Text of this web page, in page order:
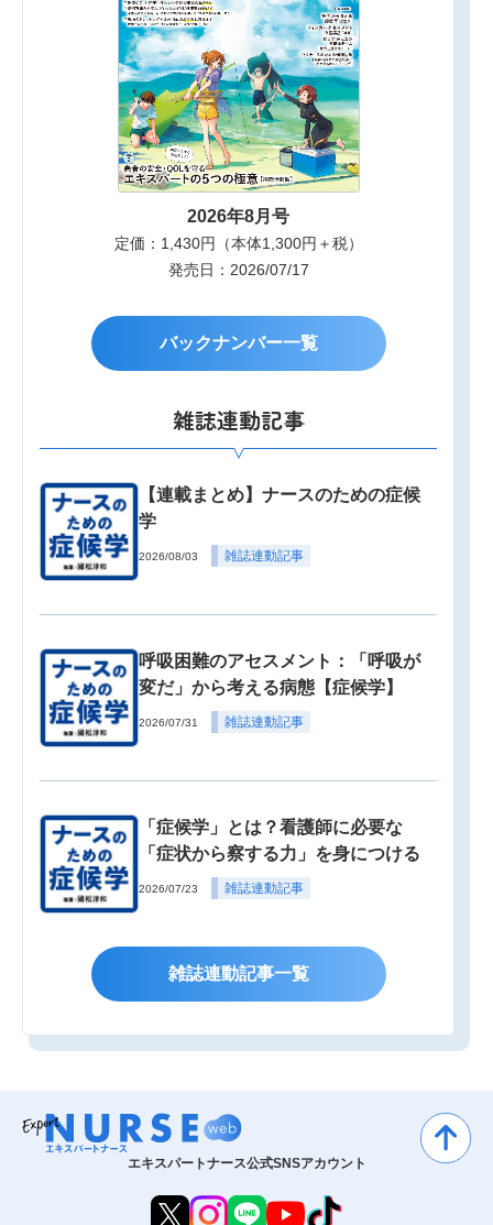
2026年8月号
定価：1,430円（本体1,300円＋税）
発売日：2026/07/17
バックナンバー一覧
雑誌連動記事
【連載まとめ】ナースのための症候
学
2026/08/03 雑誌連動記事
呼吸困難のアセスメント：「呼吸が
変だ」から考える病態【症候学】
2026/07/31 雑誌連動記事
「症候学」とは？看護師に必要な
「症状から察する力」を身につける
2026/07/23 雑誌連動記事
雑誌連動記事一覧
エキスパートナース公式SNSアカウント